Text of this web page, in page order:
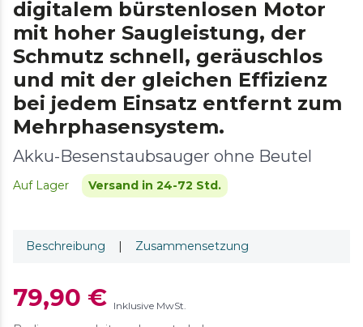
digitalem bürstenlosen Motor
mit hoher Saugleistung, der
Schmutz schnell, geräuschlos
und mit der gleichen Effizienz
bei jedem Einsatz entfernt zum
Mehrphasensystem.
Akku-Besenstaubsauger ohne Beutel
Auf Lager Versand in 24-72 Std.
Beschreibung | Zusammensetzung
79,90 € Inklusive MwSt.